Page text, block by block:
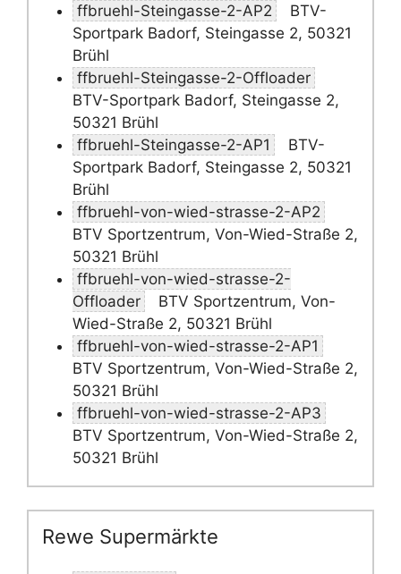
ffbruehl-Steingasse-2-AP2
BTV-
Sportpark Badorf, Steingasse 2, 50321
Brühl
ffbruehl-Steingasse-2-Offloader
BTV-Sportpark Badorf, Steingasse 2,
50321 Brühl
ffbruehl-Steingasse-2-AP1
BTV-
Sportpark Badorf, Steingasse 2, 50321
Brühl
ffbruehl-von-wied-strasse-2-AP2
BTV Sportzentrum, Von-Wied-Straße 2,
50321 Brühl
ffbruehl-von-wied-strasse-2-
Offloader
BTV Sportzentrum, Von-
Wied-Straße 2, 50321 Brühl
ffbruehl-von-wied-strasse-2-AP1
BTV Sportzentrum, Von-Wied-Straße 2,
50321 Brühl
ffbruehl-von-wied-strasse-2-AP3
BTV Sportzentrum, Von-Wied-Straße 2,
50321 Brühl
Rewe Supermärkte